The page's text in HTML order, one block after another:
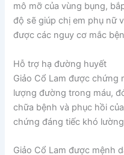
mô mỡ của vùng bụng,
độ sẽ giúp chị em phụ nữ
được các nguy cơ mắc
Hỗ trợ hạ đường huyết
Giảo Cổ Lam được chứng
lượng đường trong máu,
chữa bệnh và phục hồi
chứng đáng tiếc khó
Giảo Cổ Lam được mệnh